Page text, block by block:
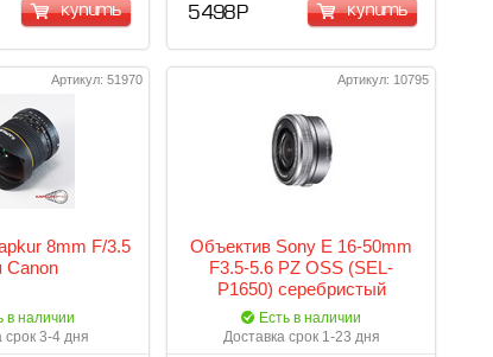
купить 5 498 Р купить
Артикул: 51970
8mm F/3.5
Canon
в наличии
срок 3-4 дня
Артикул: 10795
Объектив Sony E 16-50mm
F3.5-5.6 PZ OSS (SEL-
P1650) серебристый
Есть в наличии
Доставка срок 1-23 дня